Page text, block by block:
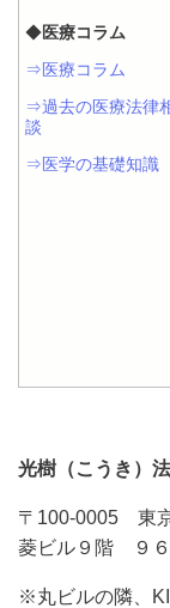
◆医療コラム
⇒医療コラム
⇒過去の医療法律
談
⇒医学の基礎知識
光樹（こうき）
〒100-0005 東
菱ビル９階 ９
※丸ビルの隣、